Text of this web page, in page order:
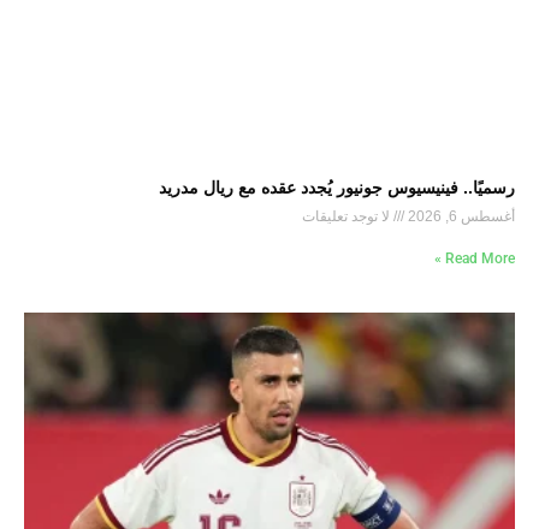
رسميًا.. فينيسيوس جونيور يُجدد عقده مع ريال مدريد
أغسطس 6, 2026 لا توجد تعليقات
Read More »